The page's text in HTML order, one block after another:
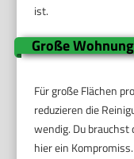
ist.
Große
Für große Flächen
reduzieren die
wendig. Du
hier ein